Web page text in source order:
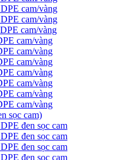
cam/vàng
cam/vàng
cam/vàng
cam/vàng
cam/vàng
cam/vàng
cam/vàng
cam/vàng
cam/vàng
cam/vàng
sọc cam)
đen sọc cam
đen sọc cam
đen sọc cam
đen sọc cam